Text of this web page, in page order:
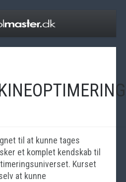
til at kunne tages
et komplet kendskab til
Kurset
at kunne